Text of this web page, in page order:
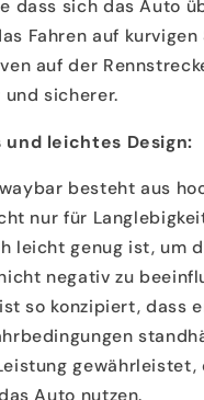
dass sich das Auto
Fahren auf
auf der
und sicherer.
und leichtes Design:
besteht aus
nur für
leicht genug ist, um
negativ zu
so konzipiert, dass
gewährleistet,
Auto nutzen.